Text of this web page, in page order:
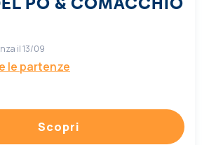
il 13/09
le partenze
Scopri